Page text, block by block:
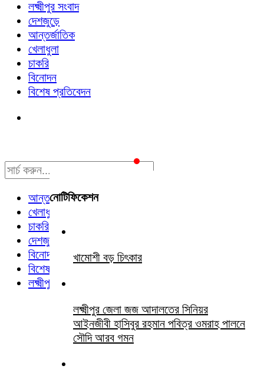
লক্ষ্মীপুর সংবাদ
দেশজুড়ে
আন্তর্জাতিক
খেলাধুলা
চাকরি
বিনোদন
বিশেষ প্রতিবেদন
নোটিফিকেশন
খামোশী বড় চিৎকার
লক্ষ্মীপুর জেলা জজ আদালতের সিনিয়র
আইনজীবী হাসিবুর রহমান পবিত্র ওমরাহ পালনে
সৌদি আরব গমন
আন্তর্জাতিক
খেলাধুলা
চাকরি
দেশজুড়ে
বিনোদন
বিশেষ প্রতিবেদন
লক্ষ্মীপুর সংবাদ